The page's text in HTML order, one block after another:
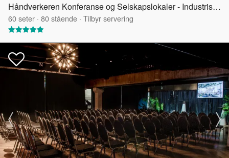
Håndverkeren Konferanse og Selskapslokaler - Industrisalen
60seter · 80stående · Tilbyr servering